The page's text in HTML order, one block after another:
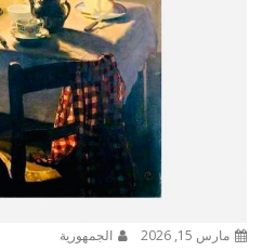
مارس 15, 2026 الجمهورية